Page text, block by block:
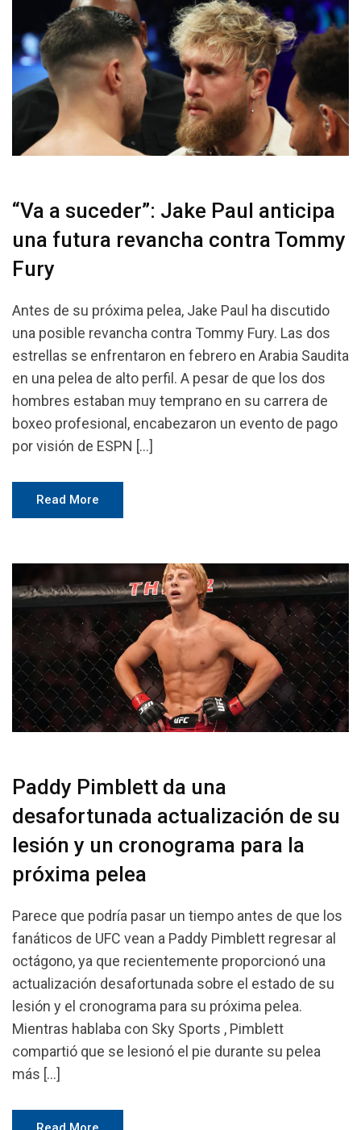
“Va a suceder”: Jake Paul anticipa
una futura revancha contra Tommy
Fury
Antes de su próxima pelea, Jake Paul ha discutido
una posible revancha contra Tommy Fury. Las dos
estrellas se enfrentaron en febrero en Arabia Saudita
en una pelea de alto perfil. A pesar de que los dos
hombres estaban muy temprano en su carrera de
boxeo profesional, encabezaron un evento de pago
por visión de ESPN […]
Read More
Paddy Pimblett da una
desafortunada actualización de su
lesión y un cronograma para la
próxima pelea
Parece que podría pasar un tiempo antes de que los
fanáticos de UFC vean a Paddy Pimblett regresar al
octágono, ya que recientemente proporcionó una
actualización desafortunada sobre el estado de su
lesión y el cronograma para su próxima pelea.
Mientras hablaba con Sky Sports , Pimblett
compartió que se lesionó el pie durante su pelea
más […]